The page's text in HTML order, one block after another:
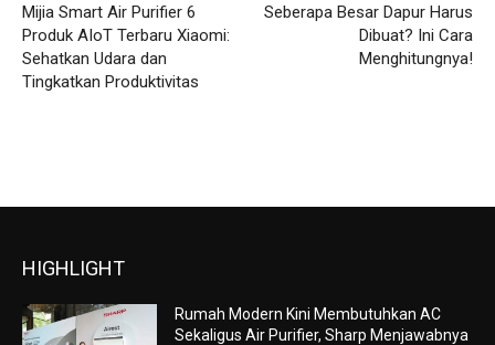
Mijia Smart Air Purifier 6
Produk AIoT Terbaru Xiaomi:
Sehatkan Udara dan
Tingkatkan Produktivitas
Seberapa Besar Dapur Harus
Dibuat? Ini Cara
Menghitungnya!
HIGHLIGHT
Rumah Modern Kini Membutuhkan AC
Sekaligus Air Purifier, Sharp Menjawabnya